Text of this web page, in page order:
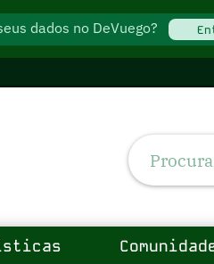
dados no DeVuego?